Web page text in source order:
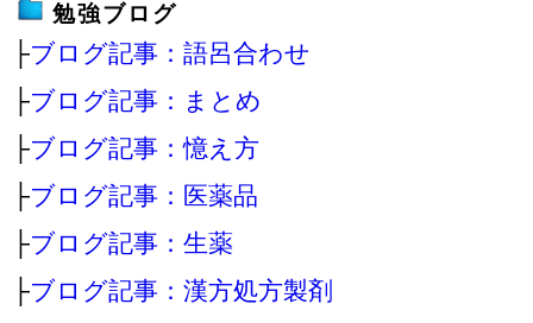
勉強ブログ
├ブログ記事：語呂合わせ
├ブログ記事：まとめ
├ブログ記事：憶え方
├ブログ記事：医薬品
├ブログ記事：生薬
├ブログ記事：漢方処方製剤